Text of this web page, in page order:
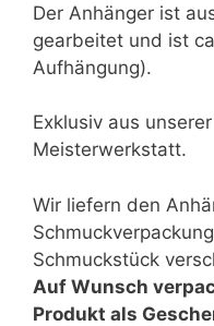
Der Anhänger ist
gearbeitet und ist
Aufhängung).
Exklusiv aus
Meisterwerkstatt.
Wir liefern den
Schmuckstück
Auf Wunsch
Produkt als